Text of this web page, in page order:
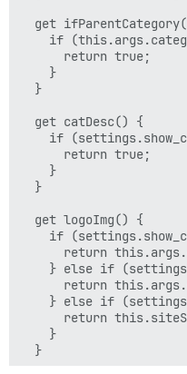
get
if
      return true;
    }
  }
  get catDesc() {
if
      return true;
    }
  }
  get logoImg() {
if
return
} else if
return
} else if
return
    }
  }